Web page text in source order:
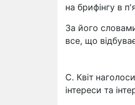
на брифінгу в
За його
все, що
С. Квіт
інтереси та